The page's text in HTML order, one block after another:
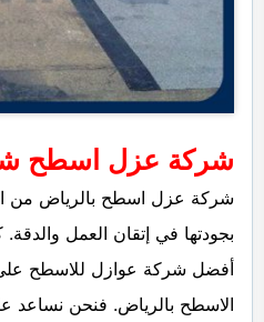
شركة عزل اسطح
شركة عزل اسطح بالرياض من
بجودتها في إتقان العمل
أفضل شركة عوازل للاسطح
الاسطح بالرياض. فنحن